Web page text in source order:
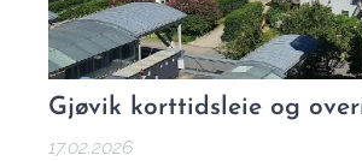
Gjøvik korttidsleie og
17.02.2026